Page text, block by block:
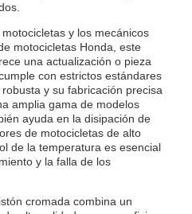
y los mecánicos
motocicletas Honda, este
una actualización o pieza
con estrictos estándares
y su fabricación precisa
amplia gama de modelos
ayuda en la disipación de
de motocicletas de alto
de la temperatura es esencial
y la falla de los
cromada combina un